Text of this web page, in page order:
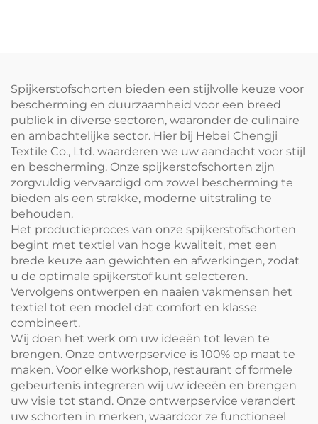
Spijkerstofschorten bieden een stijlvolle keuze voor
bescherming en duurzaamheid voor een breed
publiek in diverse sectoren, waaronder de culinaire
en ambachtelijke sector. Hier bij Hebei Chengji
Textile Co., Ltd. waarderen we uw aandacht voor stijl
en bescherming. Onze spijkerstofschorten zijn
zorgvuldig vervaardigd om zowel bescherming te
bieden als een strakke, moderne uitstraling te
behouden.
Het productieproces van onze spijkerstofschorten
begint met textiel van hoge kwaliteit, met een
brede keuze aan gewichten en afwerkingen, zodat
u de optimale spijkerstof kunt selecteren.
Vervolgens ontwerpen en naaien vakmensen het
textiel tot een model dat comfort en klasse
combineert.
Wij doen het werk om uw ideeën tot leven te
brengen. Onze ontwerpservice is 100% op maat te
maken. Voor elke workshop, restaurant of formele
gebeurtenis integreren wij uw ideeën en brengen
uw visie tot stand. Onze ontwerpservice verandert
uw schorten in merken, waardoor ze functioneel